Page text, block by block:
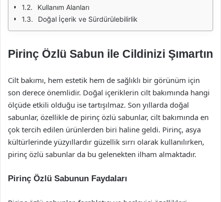
Kullanım Alanları
Doğal İçerik ve Sürdürülebilirlik
Pirinç Özlü Sabun ile Cildinizi Şımartın
Cilt bakımı, hem estetik hem de sağlıklı bir görünüm için
son derece önemlidir. Doğal içeriklerin cilt bakımında hangi
ölçüde etkili olduğu ise tartışılmaz. Son yıllarda doğal
sabunlar, özellikle de pirinç özlü sabunlar, cilt bakımında en
çok tercih edilen ürünlerden biri haline geldi. Pirinç, asya
kültürlerinde yüzyıllardır güzellik sırrı olarak kullanılırken,
pirinç özlü sabunlar da bu gelenekten ilham almaktadır.
Pirinç Özlü Sabunun Faydaları